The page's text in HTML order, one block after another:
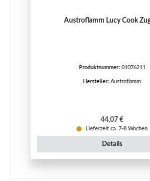
Austroflamm Lucy Cook
Produktnummer: 01076211
Hersteller: Austroflamm
Regulärer Preis:
44,07 €
Lieferzeit ca. 7-8 Wochen
Details